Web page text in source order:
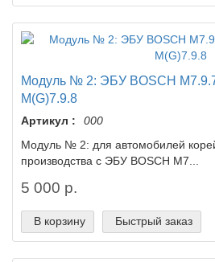
Модуль № 2: ЭБУ BOSCH
M(G)7.9.8
Артикул :
000
Модуль № 2: для автомобилей
производства c ЭБУ BOSCH M7...
5 000 р.
В корзину Быстрый заказ